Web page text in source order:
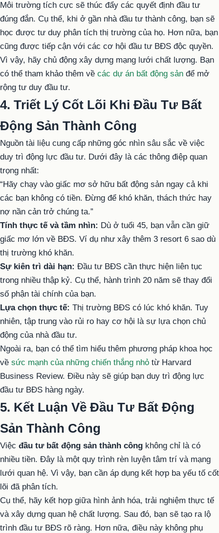
Môi trường tích cực sẽ thúc đẩy các quyết định đầu tư
đúng đắn. Cụ thể, khi ở gần nhà đầu tư thành công, bạn sẽ
học được tư duy phân tích thị trường của họ. Hơn nữa, bạn
cũng được tiếp cận với các cơ hội đầu tư BĐS độc quyền.
Vì vậy, hãy chủ động xây dựng mạng lưới chất lượng. Bạn
có thể tham khảo thêm về các dự án bất động sản để mở
rộng tư duy đầu tư.
4. Triết Lý Cốt Lõi Khi Đầu Tư Bất
Động Sản Thành Công
Nguồn tài liệu cung cấp những góc nhìn sâu sắc về việc
duy trì động lực đầu tư. Dưới đây là các thông điệp quan
trọng nhất:
“Hãy chạy vào giấc mơ sở hữu bất động sản ngay cả khi
các bạn không có tiền. Đừng để khó khăn, thách thức hay
nợ nần cản trở chúng ta.”
Tính thực tế và tầm nhìn: Dù ở tuổi 45, bạn vẫn cần giữ
giấc mơ lớn về BĐS. Ví dụ như xây thêm 3 resort 6 sao dù
thị trường khó khăn.
Sự kiên trì dài hạn: Đầu tư BĐS cần thực hiện liên tục
trong nhiều thập kỷ. Cụ thể, hành trình 20 năm sẽ thay đổi
số phận tài chính của bạn.
Lựa chọn thực tế: Thị trường BĐS có lúc khó khăn. Tuy
nhiên, tập trung vào rủi ro hay cơ hội là sự lựa chọn chủ
động của nhà đầu tư.
Ngoài ra, bạn có thể tìm hiểu thêm phương pháp khoa học
về sức mạnh của những chiến thắng nhỏ từ Harvard
Business Review. Điều này sẽ giúp bạn duy trì động lực
đầu tư BĐS hàng ngày.
5. Kết Luận Về Đầu Tư Bất Động
Sản Thành Công
Việc đầu tư bất động sản thành công không chỉ là có
nhiều tiền. Đây là một quy trình rèn luyện tâm trí và mạng
lưới quan hệ. Vì vậy, bạn cần áp dụng kết hợp ba yếu tố cốt
lõi đã phân tích.
Cụ thể, hãy kết hợp giữa hình ảnh hóa, trải nghiệm thực tế
và xây dựng quan hệ chất lượng. Sau đó, bạn sẽ tạo ra lộ
trình đầu tư BĐS rõ ràng. Hơn nữa, điều này không phụ